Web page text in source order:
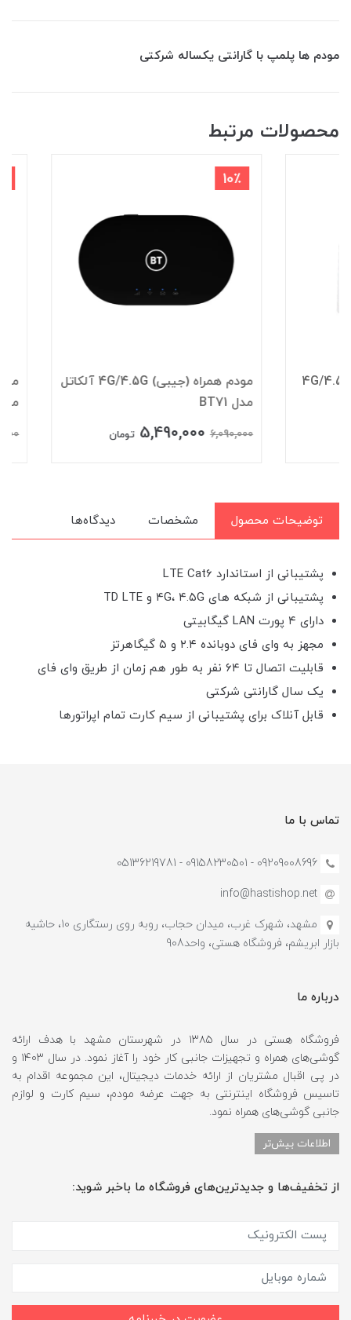
مودم ها پلمپ با گارانتی یکساله شرکتی
محصولات مرتبط
مودم همراه (جیبی) 4G/4.5G آلکاتل
5,490,000 تومان
توضیحات محصول مشخصات دیدگاه‌ها
پشتیبانی از استاندارد LTE Cat6
پشتیبانی از شبکه های ۴G، ۴.۵G و TD LTE
دارای ۴ پورت LAN گیگابیتی
مجهز به وای فای دوبانده ۲.۴ و ۵ گیگاهرتز
قابلیت اتصال تا ۶۴ نفر به طور هم زمان از طریق وای فای
یک سال گارانتی شرکتی
قابل آنلاک برای پشتیبانی از سیم کارت تمام اپراتورها
تماس با ما
09209008696 - 09158230501 - 05136219781
info@hastishop.net
مشهد، شهرک غرب، میدان حجاب، روبه روی رستگاری 10، حاشیه
بازار ابریشم، فروشگاه هستی، واحد908
درباره ما
فروشگاه هستی در سال ۱۳۸۵ در شهرستان مشهد با هدف ارائه
گوشی‌های همراه و تجهیزات جانبی کار خود را آغاز نمود. در سال ۱۴۰۳ و
در پی اقبال مشتریان از ارائه خدمات دیجیتال، این مجموعه اقدام به
تاسیس فروشگاه اینترنتی به جهت عرضه مودم، سیم کارت و لوازم
جانبی گوشی‌های همراه نمود.
اطلاعات بیش‌تر
از تخفیف‌ها و جدیدترین‌های فروشگاه ما باخبر شوید: